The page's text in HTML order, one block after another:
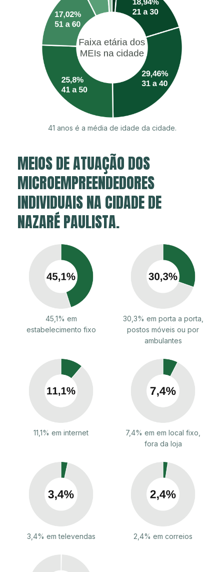
41 anos é a média de idade da cidade.
MEIOS DE ATUAÇÃO DOS
MICROEMPREENDEDORES
INDIVIDUAIS NA CIDADE DE
NAZARÉ PAULISTA.
45,1% em
estabelecimento fixo
30,3% em porta a porta,
postos móveis ou por
ambulantes
11,1% em internet
7,4% em em local fixo,
fora da loja
3,4% em televendas 2,4% em correios